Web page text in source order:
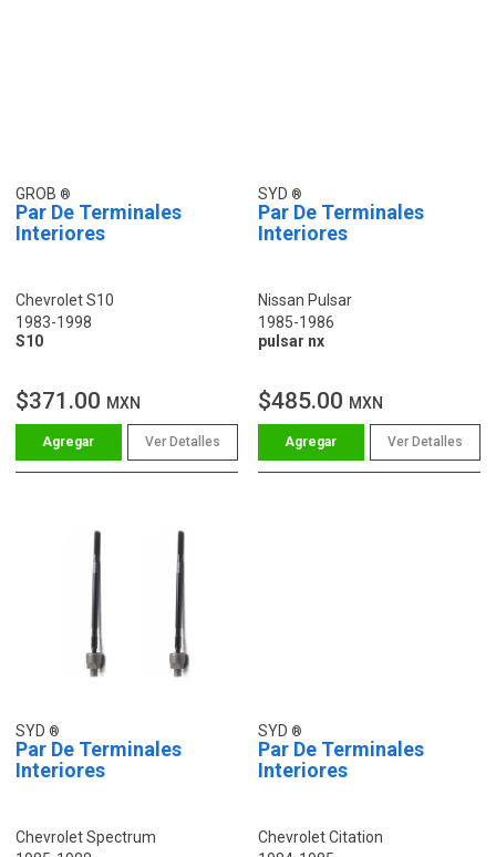
GROB
Par De Terminales
Interiores
Chevrolet S10
1983-1998
S10
$371.00 MXN
Ver Detalles
SYD
Par De Terminales
Interiores
Nissan Pulsar
1985-1986
pulsar nx
$485.00 MXN
Ver Detalles
SYD
Par De Terminales
Interiores
Chevrolet Spectrum
SYD
Par De Terminales
Interiores
Chevrolet Citation